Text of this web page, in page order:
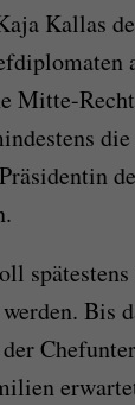
Kallas
Mitte-
die
Bis